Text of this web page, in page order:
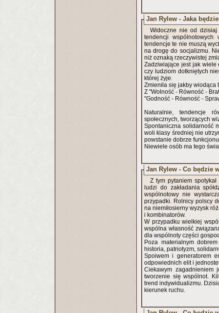
Jan Rylew - Jaka
Widoczne nie od dzisiaj
tendencji
tendencje te nie muszą
na drogę do socjalizmu.
niż oznaką rzeczywistej
Zadziwiające jest jak wiele
czy ludziom dotkniętych
której żyje.
Zmieniła się jakby
"Godność - Równość -
Naturalnie, tendencje
społecznych, tworzących
Spontaniczna solidarność
woli klasy średniej nie
powstanie dobrze
Niewiele osób ma tego
Jan Rylew - Co będzie
Z tym pytaniem
ludzi do zakładania
wspólnotowy nie
przypadki. Rolnicy polscy
na niemiłosierny wyzysk
i kombinatorów.
W przypadku wielkiej
wspólna własność
dla wspólnoty części
Poza materialnym
historia, patriotyzm,
Spoiwem i generatorem
odpowiednich elit i
Ciekawym zagadnieniem
tworzenie się wspólnot.
trend indywidualizmu. Dzisiaj można już obserwować jak "wahadło społeczne" (Z.Bauman) zmieniło
kierunek ruchu.